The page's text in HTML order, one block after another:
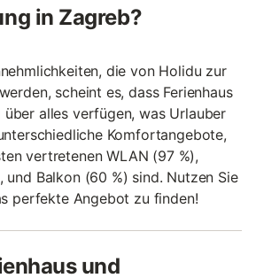
in Zagreb?
die von Holidu zur
scheint es, dass Ferienhaus
über alles verfügen, was Urlauber
Komfortangebote,
vertretenen WLAN (97 %),
und Balkon (60 %) sind. Nutzen Sie
perfekte Angebot zu finden!
und